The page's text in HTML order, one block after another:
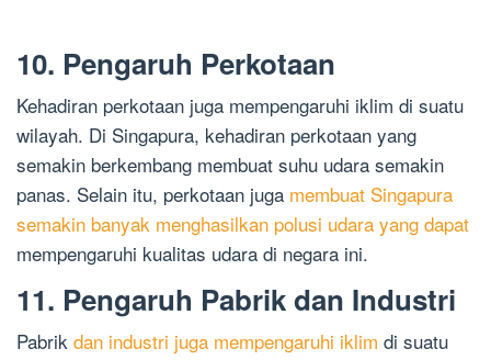
10. Pengaruh Perkotaan
Kehadiran perkotaan juga mempengaruhi iklim di suatu
wilayah. Di Singapura, kehadiran perkotaan yang
semakin berkembang membuat suhu udara semakin
panas. Selain itu, perkotaan juga membuat Singapura
semakin banyak menghasilkan polusi udara yang dapat
mempengaruhi kualitas udara di negara ini.
11. Pengaruh Pabrik dan Industri
Pabrik dan industri juga mempengaruhi iklim di suatu